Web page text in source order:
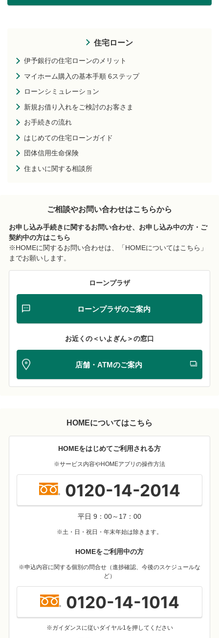
住宅ローン
伊予銀行の住宅ローンのメリット
マイホーム購入の基本手順 6ステップ
ローンシミュレーション
新規お借り入れをご検討のお客さま
お手続きの流れ
はじめての住宅ローンガイド
団体信用生命保険
住まいに関する相談所
ご相談やお問い合わせはこちらから
お申し込み手続きに関するお問い合わせ、お申し込み中の方・ご
契約中の方はこちら
※HOMEに関するお問い合わせは、「HOMEについてはこちら」
までお願いします。
ローンプラザ
ローンプラザのご案内
お近くの＜いよぎん＞の窓口
店舗・ATMのご案内
HOMEについてはこちら
HOMEをはじめてご利用される方
※サービス内容やHOMEアプリの操作方法
0120-14-2014
平日 9：00～17：00
※土・日・祝日・年末年始は除きます。
HOMEをご利用中の方
※申込内容に関する個別の問合せ（進捗確認、今後のスケジュールな
ど）
0120-14-1014
※ガイダンスに従いダイヤル1を押してください